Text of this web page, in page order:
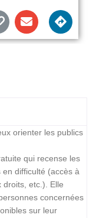
orienter les publics
qui recense les
difficulté (accès à
droits, etc.). Elle
concernées
sur leur